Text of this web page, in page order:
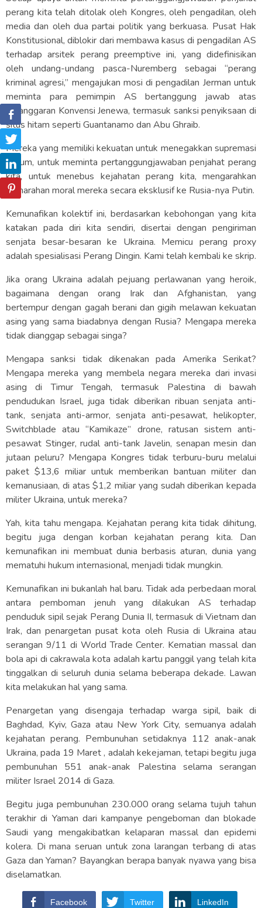
perang kita telah ditolak oleh Kongres, oleh pengadilan, oleh
media dan oleh dua partai politik yang berkuasa. Pusat Hak
Konstitusional, diblokir dari membawa kasus di pengadilan AS
terhadap arsitek perang preemptive ini, yang didefinisikan
oleh undang-undang pasca-Nuremberg sebagai “perang
kriminal agresi,” mengajukan mosi di pengadilan Jerman untuk
meminta para pemimpin AS bertanggung jawab atas
pelanggaran Konvensi Jenewa, termasuk sanksi penyiksaan di
situs hitam seperti Guantanamo dan Abu Ghraib.
Mereka yang memiliki kekuatan untuk menegakkan supremasi
hukum, untuk meminta pertanggungjawaban penjahat perang
kita, untuk menebus kejahatan perang kita, mengarahkan
kemarahan moral mereka secara eksklusif ke Rusia-nya Putin.
Kemunafikan kolektif ini, berdasarkan kebohongan yang kita
katakan pada diri kita sendiri, disertai dengan pengiriman
senjata besar-besaran ke Ukraina. Memicu perang proxy
adalah spesialisasi Perang Dingin. Kami telah kembali ke skrip.
Jika orang Ukraina adalah pejuang perlawanan yang heroik,
bagaimana dengan orang Irak dan Afghanistan, yang
bertempur dengan gagah berani dan gigih melawan kekuatan
asing yang sama biadabnya dengan Rusia? Mengapa mereka
tidak dianggap sebagai singa?
Mengapa sanksi tidak dikenakan pada Amerika Serikat?
Mengapa mereka yang membela negara mereka dari invasi
asing di Timur Tengah, termasuk Palestina di bawah
pendudukan Israel, juga tidak diberikan ribuan senjata anti-
tank, senjata anti-armor, senjata anti-pesawat, helikopter,
Switchblade atau “Kamikaze” drone, ratusan sistem anti-
pesawat Stinger, rudal anti-tank Javelin, senapan mesin dan
jutaan peluru? Mengapa Kongres tidak terburu-buru melalui
paket $13,6 miliar untuk memberikan bantuan militer dan
kemanusiaan, di atas $1,2 miliar yang sudah diberikan kepada
militer Ukraina, untuk mereka?
Yah, kita tahu mengapa. Kejahatan perang kita tidak dihitung,
begitu juga dengan korban kejahatan perang kita. Dan
kemunafikan ini membuat dunia berbasis aturan, dunia yang
mematuhi hukum internasional, menjadi tidak mungkin.
Kemunafikan ini bukanlah hal baru. Tidak ada perbedaan moral
antara pemboman jenuh yang dilakukan AS terhadap
penduduk sipil sejak Perang Dunia II, termasuk di Vietnam dan
Irak, dan penargetan pusat kota oleh Rusia di Ukraina atau
serangan 9/11 di World Trade Center. Kematian massal dan
bola api di cakrawala kota adalah kartu panggil yang telah kita
tinggalkan di seluruh dunia selama beberapa dekade. Lawan
kita melakukan hal yang sama.
Penargetan yang disengaja terhadap warga sipil, baik di
Baghdad, Kyiv, Gaza atau New York City, semuanya adalah
kejahatan perang. Pembunuhan setidaknya 112 anak-anak
Ukraina, pada 19 Maret , adalah kekejaman, tetapi begitu juga
pembunuhan 551 anak-anak Palestina selama serangan
militer Israel 2014 di Gaza.
Begitu juga pembunuhan 230.000 orang selama tujuh tahun
terakhir di Yaman dari kampanye pengeboman dan blokade
Saudi yang mengakibatkan kelaparan massal dan epidemi
kolera. Di mana seruan untuk zona larangan terbang di atas
Gaza dan Yaman? Bayangkan berapa banyak nyawa yang bisa
diselamatkan.
Facebook Twitter LinkedIn